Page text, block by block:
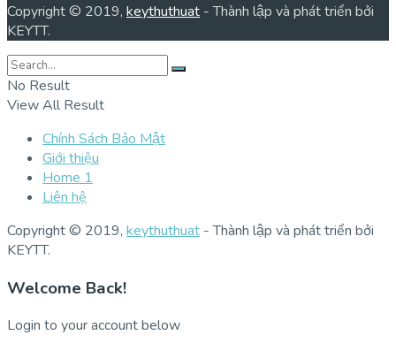
Copyright © 2019, keythuthuat - Thành lập và phát triển bởi
KEYTT.
No Result
View All Result
Chính Sách Bảo Mật
Giới thiệu
Home 1
Liên hệ
Copyright © 2019, keythuthuat - Thành lập và phát triển bởi
KEYTT.
Welcome Back!
Login to your account below